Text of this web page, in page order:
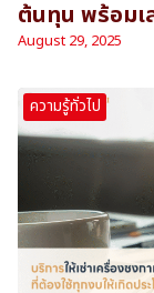
ต้นทุน พร้อมเ
August 29, 2025
ความรู้ทั่วไป